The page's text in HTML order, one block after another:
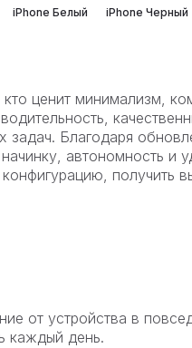
iPhone Белый iPhone Черный
ценит минимализм,
Благодаря
автономность и
получить
от устройства в
каждый день.